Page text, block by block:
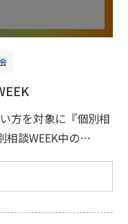
方を対象に『個別相
相談WEEK中の
個別相談を受付して
では参加できなかっ
加者の方には面談・
参加をお待ちしてお